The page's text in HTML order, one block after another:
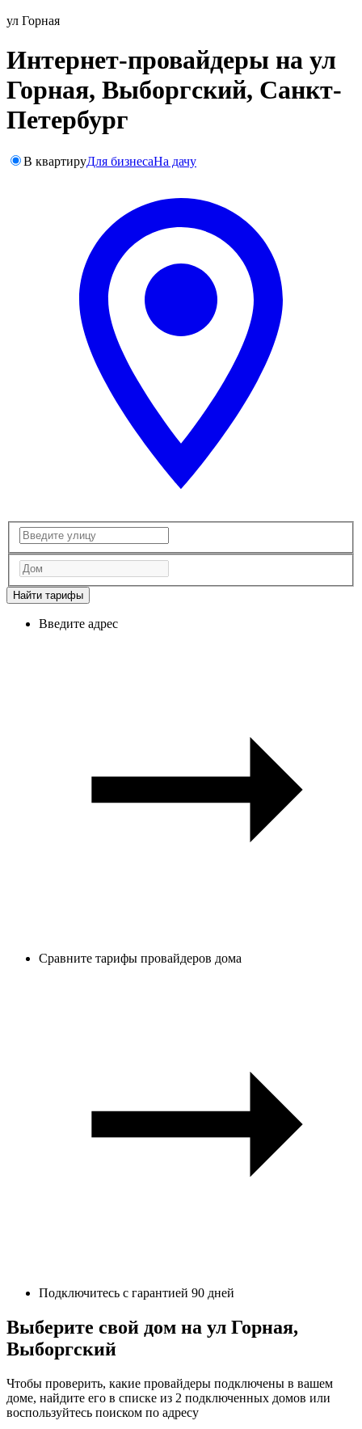
ул Горная
Интернет-провайдеры на ул
Горная, Выборгский, Санкт-
Петербург
В квартируДля бизнесаНа дачу
Найти тарифы
Введите адрес
Сравните тарифы провайдеров дома
Подключитесь с гарантией 90 дней
Выберите свой дом на ул Горная,
Выборгский
Чтобы проверить, какие провайдеры подключены в вашем
доме, найдите его в списке из 2 подключенных домов или
воспользуйтесь поиском по адресу